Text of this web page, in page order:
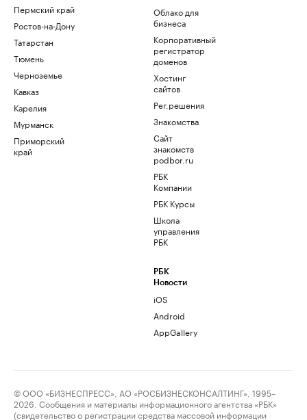
Пермский край
Ростов-на-Дону
Татарстан
Тюмень
Черноземье
Кавказ
Карелия
Мурманск
Приморский
край
Облако для
бизнеса
Корпоративный
регистратор
доменов
Хостинг
сайтов
Рег.решения
Знакомства
Сайт
знакомств
podbor.ru
РБК
Компании
РБК Курсы
Школа
управления
РБК
РБК
Новости
iOS
Android
AppGallery
© ООО «БИЗНЕСПРЕСС», АО «РОСБИЗНЕСКОНСАЛТИНГ», 1995–
2026. Сообщения и материалы информационного агентства «РБК»
(свидетельство о регистрации средства массовой информации